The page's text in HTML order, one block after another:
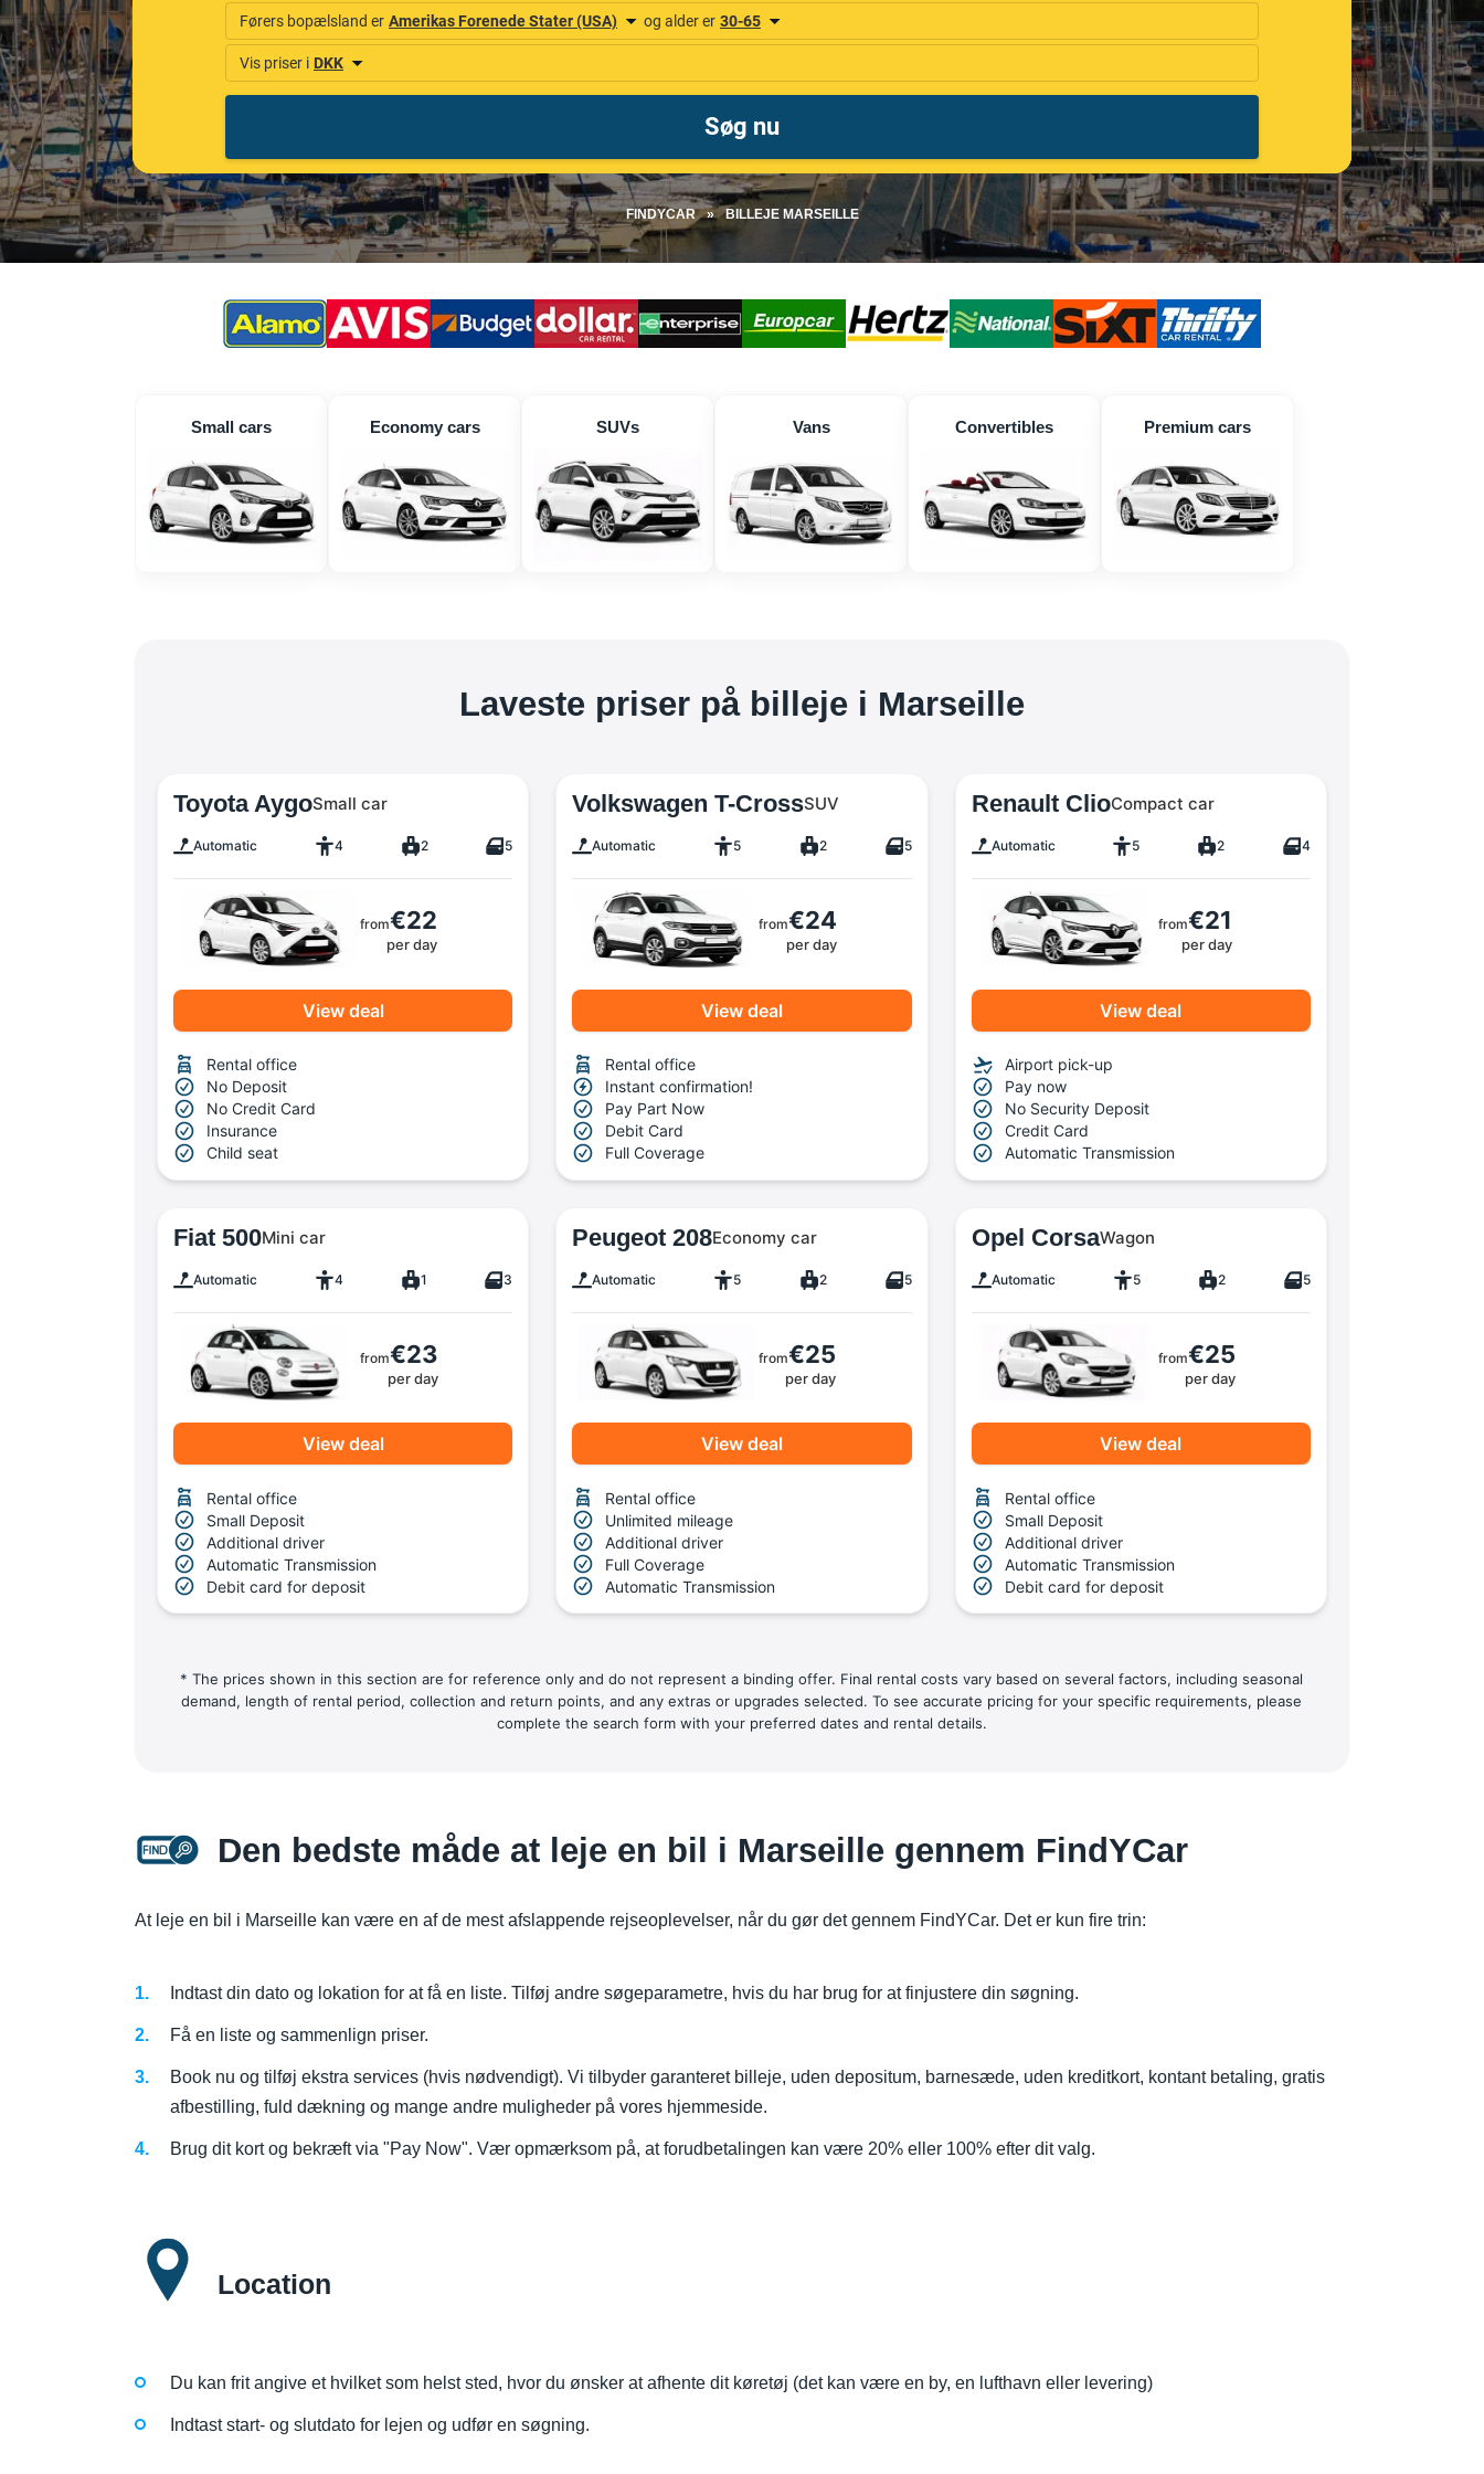
FINDYCAR » BILLEJE MARSEILLE
Small cars Economy cars SUVs Vans Convertibles Premium cars
Laveste priser på billeje i Marseille
Toyota AygoSmall car
Automatic 4 2 5
from€22
per day
View deal
Rental office
No Deposit
No Credit Card
Insurance
Child seat
Volkswagen T-CrossSUV
Automatic 5 2 5
from€24
per day
View deal
Rental office
Instant confirmation!
Pay Part Now
Debit Card
Full Coverage
Renault ClioCompact car
Automatic 5 2 4
from€21
per day
View deal
Airport pick-up
Pay now
No Security Deposit
Credit Card
Automatic Transmission
Fiat 500Mini car
Automatic 4 1 3
from€23
per day
View deal
Rental office
Small Deposit
Additional driver
Automatic Transmission
Debit card for deposit
Peugeot 208Economy car
Automatic 5 2 5
from€25
per day
View deal
Rental office
Unlimited mileage
Additional driver
Full Coverage
Automatic Transmission
Opel CorsaWagon
Automatic 5 2 5
from€25
per day
View deal
Rental office
Small Deposit
Additional driver
Automatic Transmission
Debit card for deposit
* The prices shown in this section are for reference only and do not represent a binding offer. Final rental costs vary based on several factors, including seasonal
demand, length of rental period, collection and return points, and any extras or upgrades selected. To see accurate pricing for your specific requirements, please
complete the search form with your preferred dates and rental details.
Den bedste måde at leje en bil i Marseille gennem FindYCar
At leje en bil i Marseille kan være en af de mest afslappende rejseoplevelser, når du gør det gennem FindYCar. Det er kun fire trin:
Indtast din dato og lokation for at få en liste. Tilføj andre søgeparametre, hvis du har brug for at finjustere din søgning.
Få en liste og sammenlign priser.
Book nu og tilføj ekstra services (hvis nødvendigt). Vi tilbyder garanteret billeje, uden depositum, barnesæde, uden kreditkort, kontant betaling, gratis
afbestilling, fuld dækning og mange andre muligheder på vores hjemmeside.
Brug dit kort og bekræft via "Pay Now". Vær opmærksom på, at forudbetalingen kan være 20% eller 100% efter dit valg.
Location
Du kan frit angive et hvilket som helst sted, hvor du ønsker at afhente dit køretøj (det kan være en by, en lufthavn eller levering)
Indtast start- og slutdato for lejen og udfør en søgning.